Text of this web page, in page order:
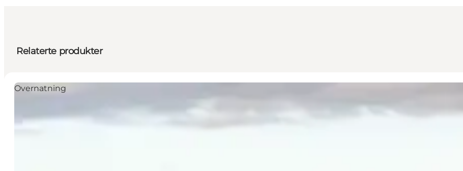
Relaterte produkter
Overnatning